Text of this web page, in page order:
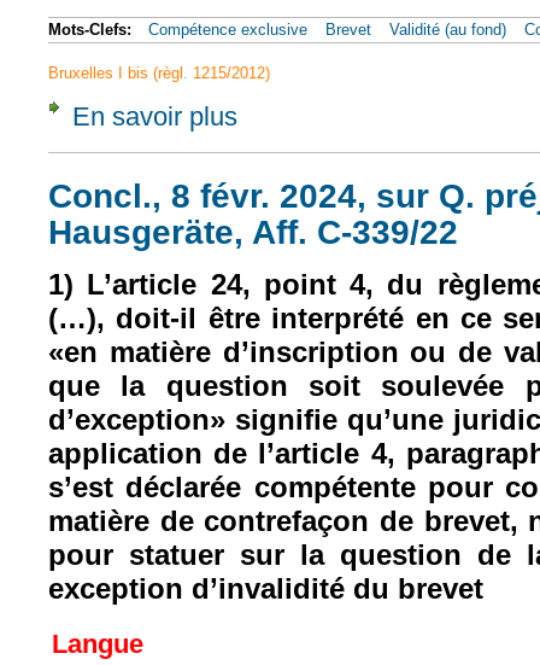
Mots-Clefs: Compétence exclusive Brevet Validité (au fond)
Bruxelles I bis (règl. 1215/2012)
En savoir plus
Concl., 8 févr. 2024, sur Q.
Hausgeräte, Aff. C-339/22
1) L’article 24, point 4, du
(…), doit-il être interprété en ce
«en matière d’inscription ou de
que la question soit soulevée
d’exception» signifie qu’une
application de l’article 4,
s’est déclarée compétente pour
matière de contrefaçon de brevet,
pour statuer sur la question de
exception d’invalidité du brevet
Langue